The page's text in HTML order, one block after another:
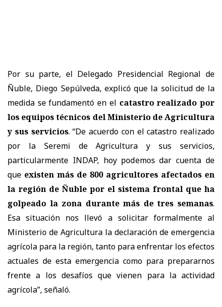
Por su parte, el Delegado Presidencial Regional de
Ñuble, Diego Sepúlveda, explicó que la solicitud de la
medida se fundamentó en el catastro realizado por
los equipos técnicos del Ministerio de Agricultura
y sus servicios. “De acuerdo con el catastro realizado
por la Seremi de Agricultura y sus servicios,
particularmente INDAP, hoy podemos dar cuenta de
que existen más de 800 agricultores afectados en
la región de Ñuble por el sistema frontal que ha
golpeado la zona durante más de tres semanas.
Esa situación nos llevó a solicitar formalmente al
Ministerio de Agricultura la declaración de emergencia
agrícola para la región, tanto para enfrentar los efectos
actuales de esta emergencia como para prepararnos
frente a los desafíos que vienen para la actividad
agrícola”, señaló.